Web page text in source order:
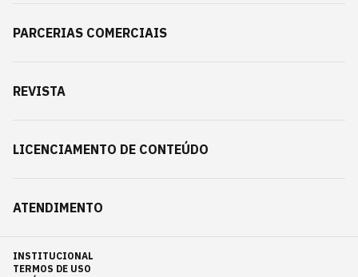
PARCERIAS COMERCIAIS
REVISTA
LICENCIAMENTO DE CONTEÚDO
ATENDIMENTO
INSTITUCIONAL
TERMOS DE USO